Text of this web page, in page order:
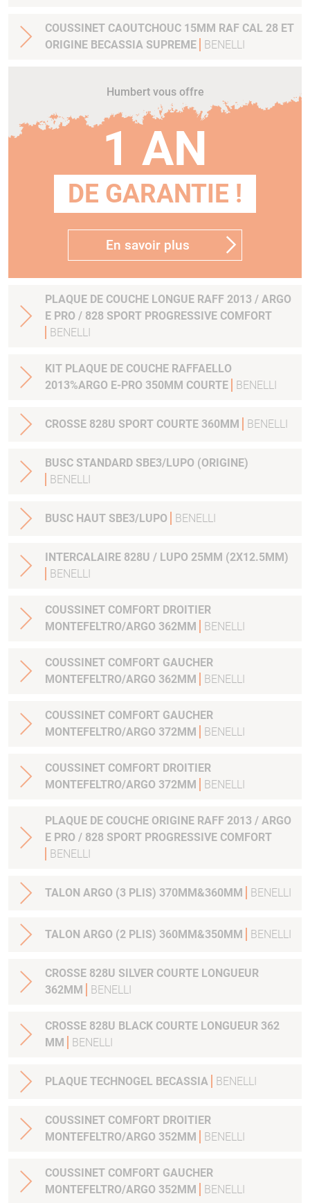
COUSSINET CAOUTCHOUC 15MM RAF CAL 28 ET
ORIGINE BECASSIA SUPREME
BENELLI
Humbert vous offre
1 AN
DE GARANTIE !
En savoir plus
PLAQUE DE COUCHE LONGUE RAFF 2013 / ARGO
E PRO / 828 SPORT PROGRESSIVE COMFORT
BENELLI
KIT PLAQUE DE COUCHE RAFFAELLO
2013%ARGO E-PRO 350MM COURTE
BENELLI
CROSSE 828U SPORT COURTE 360MM BENELLI
BUSC STANDARD SBE3/LUPO (ORIGINE)
BENELLI
BUSC HAUT SBE3/LUPO BENELLI
INTERCALAIRE 828U / LUPO 25MM (2X12.5MM)
BENELLI
COUSSINET COMFORT DROITIER
MONTEFELTRO/ARGO 362MM
BENELLI
COUSSINET COMFORT GAUCHER
MONTEFELTRO/ARGO 362MM
BENELLI
COUSSINET COMFORT GAUCHER
MONTEFELTRO/ARGO 372MM
BENELLI
COUSSINET COMFORT DROITIER
MONTEFELTRO/ARGO 372MM
BENELLI
PLAQUE DE COUCHE ORIGINE RAFF 2013 / ARGO
E PRO / 828 SPORT PROGRESSIVE COMFORT
BENELLI
TALON ARGO (3 PLIS) 370MM&360MM BENELLI
TALON ARGO (2 PLIS) 360MM&350MM BENELLI
CROSSE 828U SILVER COURTE LONGUEUR
362MM
BENELLI
CROSSE 828U BLACK COURTE LONGUEUR 362
MM
BENELLI
PLAQUE TECHNOGEL BECASSIA BENELLI
COUSSINET COMFORT DROITIER
MONTEFELTRO/ARGO 352MM
BENELLI
COUSSINET COMFORT GAUCHER
MONTEFELTRO/ARGO 352MM
BENELLI